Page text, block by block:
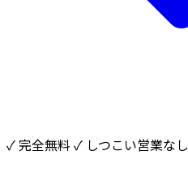
✓ 完全無料 ✓ しつこい営業なし